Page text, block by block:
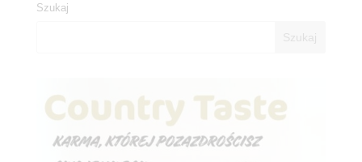
Szukaj